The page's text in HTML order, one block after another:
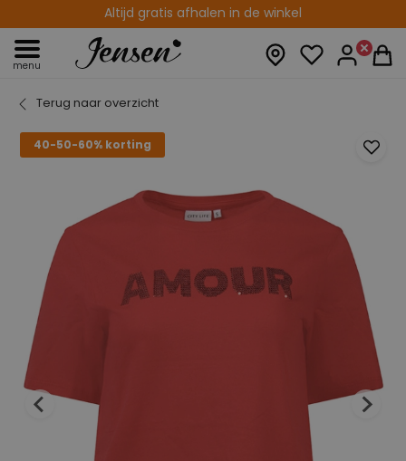
Altijd gratis afhalen in de winkel
menu
Terug naar overzicht
40-50-60% korting